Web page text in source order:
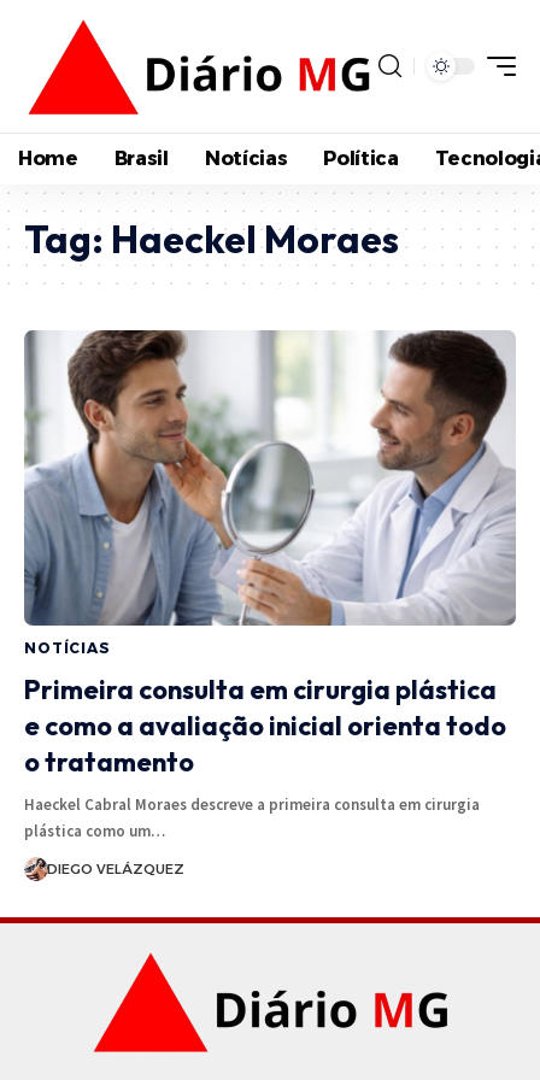
Home Brasil Notícias Política
Tag: Haeckel Moraes
NOTÍCIAS
Primeira consulta em cirurgia plástica
e como a avaliação inicial orienta todo
o tratamento
Haeckel Cabral Moraes descreve a primeira consulta em cirurgia
plástica como um…
DIEGO VELÁZQUEZ